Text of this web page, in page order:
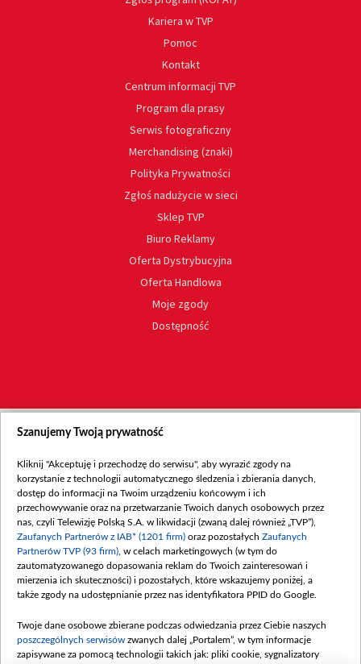
Kariera w TVP
Pomoc
Kontakt
Centrum informacji TVP
Program dla prasy
Serwis fotograficzny
Merchandising (znaki)
Polityka Prywatności
Zgłoś nadużycie w sieci
Sklep TVP
Biuro Reklamy
Oferta Dystrybucyjna
Oferta Handlowa
Moje zgody
Dostępność
Szanujemy Twoją prywatność
Kliknij "Akceptuję i przechodzę do serwisu", aby wyrazić zgody na
korzystanie z technologii automatycznego śledzenia i zbierania danych,
dostęp do informacji na Twoim urządzeniu końcowym i ich
przechowywanie oraz na przetwarzanie Twoich danych osobowych przez
nas, czyli Telewizję Polską S.A. w likwidacji (zwaną dalej również „TVP”),
Zaufanych Partnerów z IAB* (1201 firm) oraz pozostałych Zaufanych
Partnerów TVP (93 firm) , w celach marketingowych (w tym do
zautomatyzowanego dopasowania reklam do Twoich zainteresowań i
mierzenia ich skuteczności) i pozostałych, które wskazujemy poniżej, a
także zgody na udostępnianie przez nas identyfikatora PPID do Google.
Twoje dane osobowe zbierane podczas odwiedzania przez Ciebie naszych
poszczególnych serwisów zwanych dalej „Portalem”, w tym informacje
zapisywane za pomocą technologii takich jak: pliki cookie, sygnalizatory